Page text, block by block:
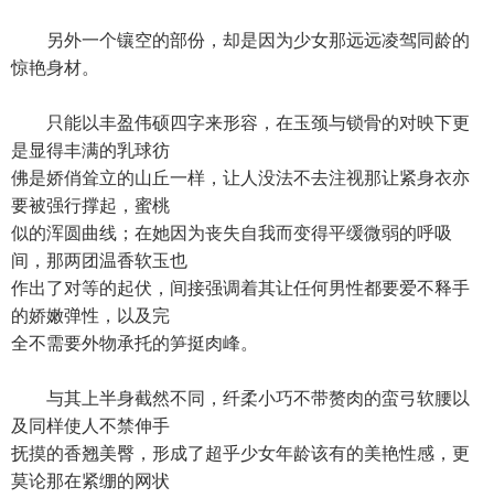
另外一个镶空的部份，却是因为少女那远远凌驾同龄的
惊艳身材。
只能以丰盈伟硕四字来形容，在玉颈与锁骨的对映下更
是显得丰满的乳球彷
佛是娇俏耸立的山丘一样，让人没法不去注视那让紧身衣亦
要被强行撑起，蜜桃
似的浑圆曲线；在她因为丧失自我而变得平缓微弱的呼吸
间，那两团温香软玉也
作出了对等的起伏，间接强调着其让任何男性都要爱不释手
的娇嫩弹性，以及完
全不需要外物承托的笋挺肉峰。
与其上半身截然不同，纤柔小巧不带赘肉的蛮弓软腰以
及同样使人不禁伸手
抚摸的香翘美臀，形成了超乎少女年龄该有的美艳性感，更
莫论那在紧绷的网状